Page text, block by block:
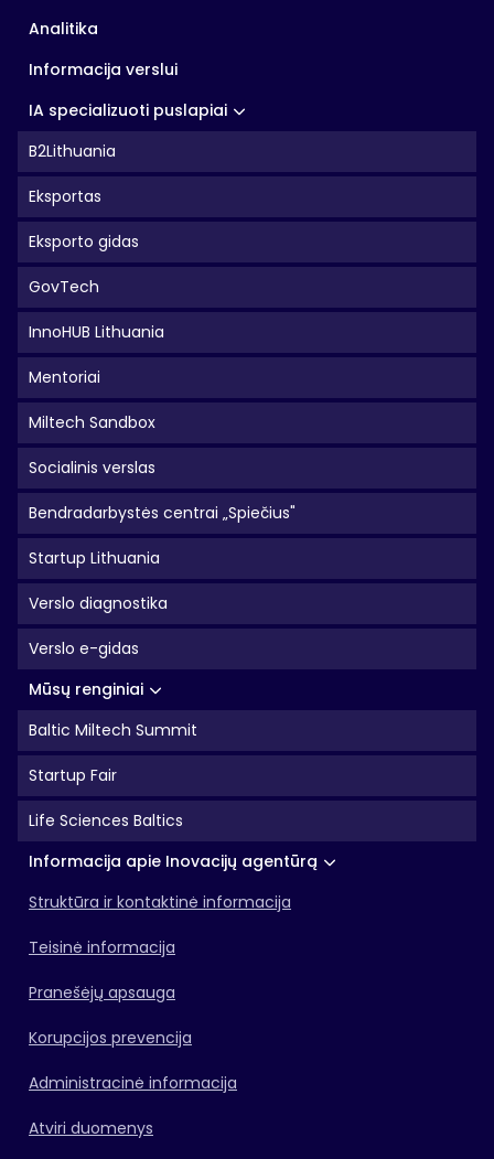
Analitika
Informacija verslui
IA specializuoti puslapiai
B2Lithuania
Eksportas
Eksporto gidas
GovTech
InnoHUB Lithuania
Mentoriai
Miltech Sandbox
Socialinis verslas
Bendradarbystės centrai „Spiečius"
Startup Lithuania
Verslo diagnostika
Verslo e-gidas
Mūsų renginiai
Baltic Miltech Summit
Startup Fair
Life Sciences Baltics
Informacija apie Inovacijų agentūrą
Struktūra ir kontaktinė informacija
Teisinė informacija
Pranešėjų apsauga
Korupcijos prevencija
Administracinė informacija
Atviri duomenys